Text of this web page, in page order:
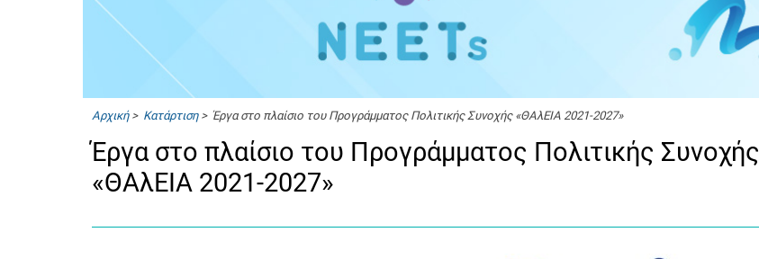
Αρχική> Κατάρτιση> Έργα στο πλαίσιο του Προγράμματος Πολιτικής Συνοχής «ΘΑλΕΙΑ 2021-2027»
Έργα στο πλαίσιο του Προγράμματος Πολιτικής Συνοχής
«ΘΑλΕΙΑ 2021-2027»